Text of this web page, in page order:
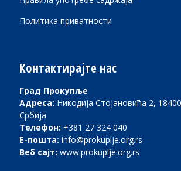
Политика приватности
Контактирајте нас
Град Прокупље
Адреса: Никодија Стојановића 2,
Србија
Телефон: +381 27 324 040
Е-пошта: info@prokuplje.org.rs
Веб сајт: www.prokuplje.org.rs